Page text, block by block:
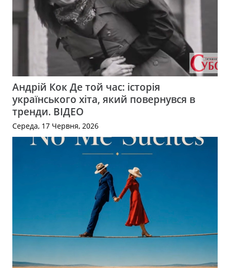
Андрій Кок Де той час: історія
українського хіта, який повернувся в
тренди. ВІДЕО
Середа, 17 Червня, 2026